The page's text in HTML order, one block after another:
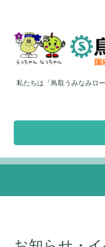
私たちは「鳥取うみなみロ